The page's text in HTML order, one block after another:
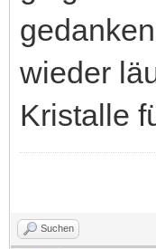
wieder
Kristalle
Suchen